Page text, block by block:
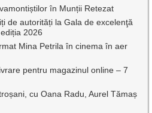
în Munții Retezat
de autorități la Gala de excelenţă
2026
Mina Petrila în cinema în aer
pentru magazinul online – 7
cu Oana Radu, Aurel Tămaș